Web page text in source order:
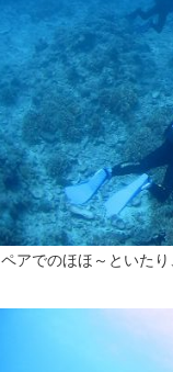
ペアでのほほ～といた